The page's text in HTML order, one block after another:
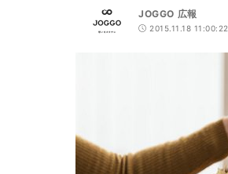
JOGGO 広報
2015.11.18 11:00:22